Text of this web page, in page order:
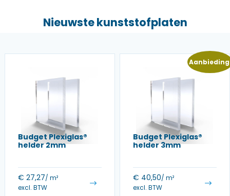
Nieuwste kunststofplaten
Budget Plexiglas®
helder 2mm
€ 27,27/ m²
excl. BTW
Budget Plexiglas®
helder 3mm
€ 40,50/ m²
excl. BTW